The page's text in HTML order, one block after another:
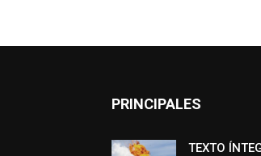
PRINCIPALES
TEXTO